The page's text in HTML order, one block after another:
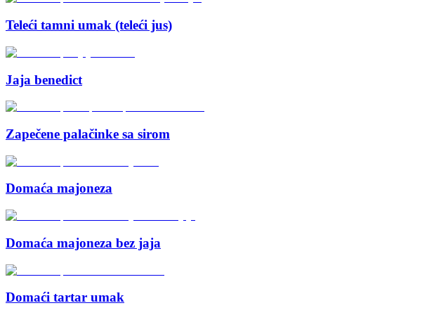
Teleći tamni umak (teleći jus)
Jaja benedict
Zapečene palačinke sa sirom
Domaća majoneza
Domaća majoneza bez jaja
Domaći tartar umak